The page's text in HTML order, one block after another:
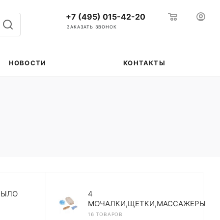
+7 (495) 015-42-20
ЗАКАЗАТЬ ЗВОНОК
НОВОСТИ КОНТАКТЫ
4
МОЧАЛКИ,ЩЕТКИ,МАССАЖЕРЫ
16 ТОВАРОВ